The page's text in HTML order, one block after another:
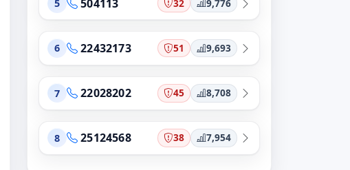
5 504113 32 9,776
6 22432173 51 9,693
7 22028202 45 8,708
8 25124568 38 7,954